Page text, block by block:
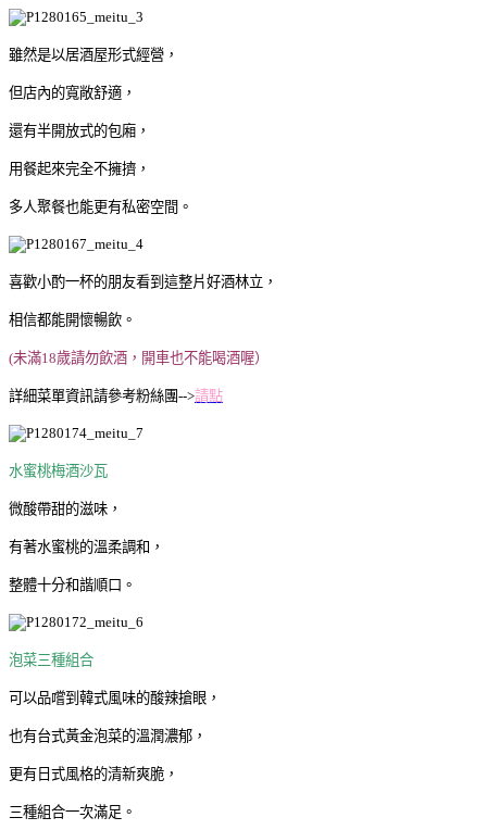
雖然是以居酒屋形式經營，
但店內的寬敞舒適，
還有半開放式的包廂，
用餐起來完全不擁擠，
多人聚餐也能更有私密空間。
喜歡小酌一杯的朋友看到這整片好酒林立，
相信都能開懷暢飲。
(未滿18歲請勿飲酒，開車也不能喝酒喔）
詳細菜單資訊請參考粉絲團-->請點
水蜜桃梅酒沙瓦
微酸帶甜的滋味，
有著水蜜桃的溫柔調和，
整體十分和諧順口。
泡菜三種組合
可以品嚐到韓式風味的酸辣搶眼，
也有台式黃金泡菜的溫潤濃郁，
更有日式風格的清新爽脆，
三種組合一次滿足。